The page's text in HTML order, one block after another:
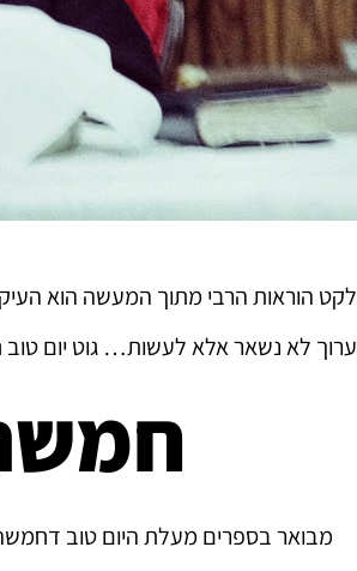
לקט הוראות הרבי מתוך המעשה הוא
ערוך לא נשאר אלא לעשות… גוט יום טוב
מבואר בספרים מעלת היום טוב